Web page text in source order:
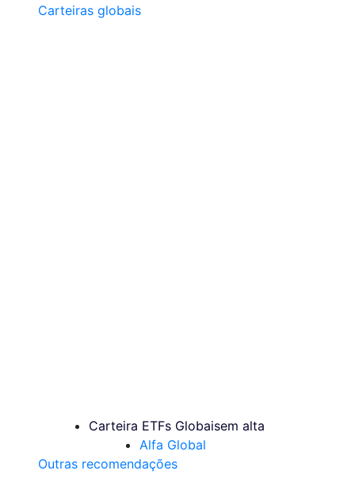
Carteiras globais
Carteira ETFs Globaisem alta
Alfa Global
Outras recomendações